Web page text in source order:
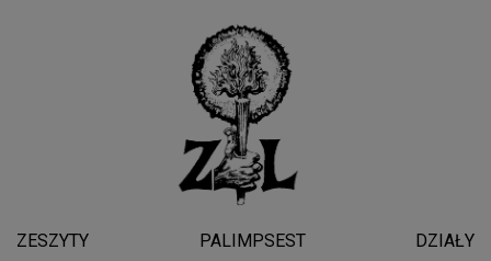
ZESZYTY PALIMPSEST DZIAŁY